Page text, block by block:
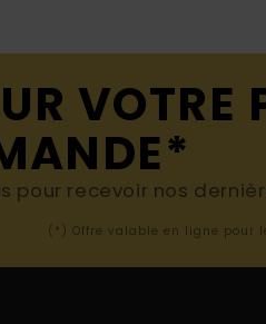
VOTRE
pour recevoir nos
(*) Offre valable en ligne pour